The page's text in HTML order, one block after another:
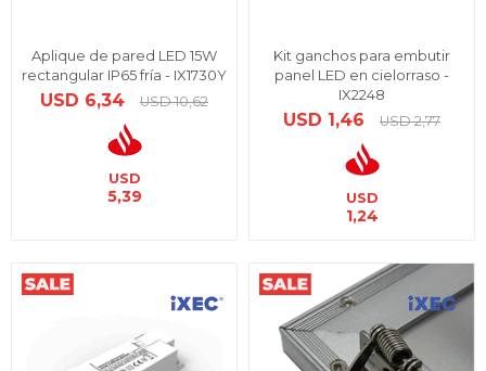
Aplique de pared LED 15W
rectangular IP65 fría - IX1730Y
USD 6,34 USD 10,62
USD
5,39
Kit ganchos para embutir
panel LED en cielorraso -
IX2248
USD 1,46 USD 2,77
USD
1,24